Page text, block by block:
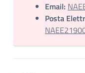
Email:
Posta